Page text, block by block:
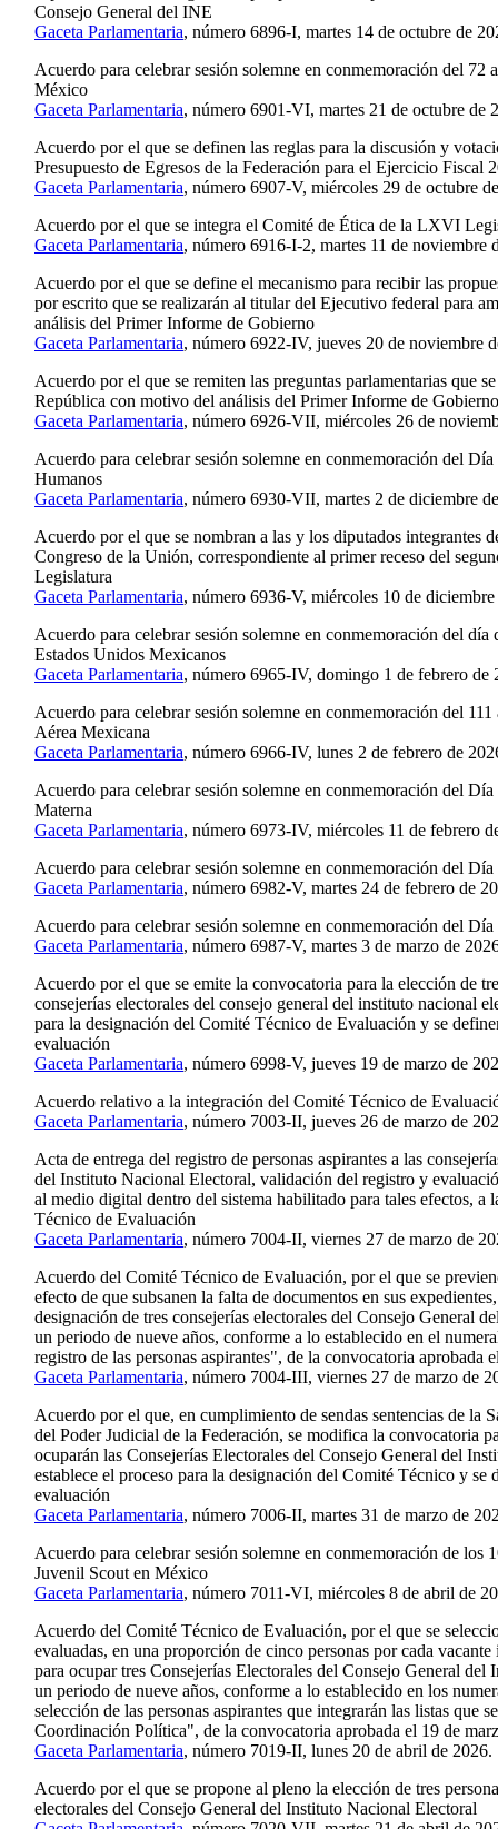
Consejo General del INE
Gaceta Parlamentaria, número 6896-I, martes 14 de octubre de
Acuerdo para celebrar sesión solemne en conmemoración del 72
México
Gaceta Parlamentaria, número 6901-VI, martes 21 de octubre de
Acuerdo por el que se definen las reglas para la discusión y
Presupuesto de Egresos de la Federación para el Ejercicio Fiscal
Gaceta Parlamentaria, número 6907-V, miércoles 29 de octubre
Acuerdo por el que se integra el Comité de Ética de la LXVI
Gaceta Parlamentaria, número 6916-I-2, martes 11 de noviembre
Acuerdo por el que se define el mecanismo para recibir las
por escrito que se realizarán al titular del Ejecutivo federal para
análisis del Primer Informe de Gobierno
Gaceta Parlamentaria, número 6922-IV, jueves 20 de noviembre
Acuerdo por el que se remiten las preguntas parlamentarias que
República con motivo del análisis del Primer Informe de Gobierno
Gaceta Parlamentaria, número 6926-VII, miércoles 26 de
Acuerdo para celebrar sesión solemne en conmemoración del
Humanos
Gaceta Parlamentaria, número 6930-VII, martes 2 de diciembre
Acuerdo por el que se nombran a las y los diputados integrantes
Congreso de la Unión, correspondiente al primer receso del
Legislatura
Gaceta Parlamentaria, número 6936-V, miércoles 10 de
Acuerdo para celebrar sesión solemne en conmemoración del
Estados Unidos Mexicanos
Gaceta Parlamentaria, número 6965-IV, domingo 1 de febrero de
Acuerdo para celebrar sesión solemne en conmemoración del
Aérea Mexicana
Gaceta Parlamentaria, número 6966-IV, lunes 2 de febrero de
Acuerdo para celebrar sesión solemne en conmemoración del
Materna
Gaceta Parlamentaria, número 6973-IV, miércoles 11 de febrero
Acuerdo para celebrar sesión solemne en conmemoración del
Gaceta Parlamentaria, número 6982-V, martes 24 de febrero de
Acuerdo para celebrar sesión solemne en conmemoración del
Gaceta Parlamentaria, número 6987-V, martes 3 de marzo de
Acuerdo por el que se emite la convocatoria para la elección de
consejerías electorales del consejo general del instituto nacional
para la designación del Comité Técnico de Evaluación y se
evaluación
Gaceta Parlamentaria, número 6998-V, jueves 19 de marzo de
Acuerdo relativo a la integración del Comité Técnico de
Gaceta Parlamentaria, número 7003-II, jueves 26 de marzo de
Acta de entrega del registro de personas aspirantes a las
del Instituto Nacional Electoral, validación del registro y
al medio digital dentro del sistema habilitado para tales efectos, a
Técnico de Evaluación
Gaceta Parlamentaria, número 7004-II, viernes 27 de marzo de
Acuerdo del Comité Técnico de Evaluación, por el que se
efecto de que subsanen la falta de documentos en sus
designación de tres consejerías electorales del Consejo General
un periodo de nueve años, conforme a lo establecido en el
registro de las personas aspirantes", de la convocatoria aprobada
Gaceta Parlamentaria, número 7004-III, viernes 27 de marzo de
Acuerdo por el que, en cumplimiento de sendas sentencias de la
del Poder Judicial de la Federación, se modifica la convocatoria
ocuparán las Consejerías Electorales del Consejo General del
establece el proceso para la designación del Comité Técnico y se
evaluación
Gaceta Parlamentaria, número 7006-II, martes 31 de marzo de
Acuerdo para celebrar sesión solemne en conmemoración de
Juvenil Scout en México
Gaceta Parlamentaria, número 7011-VI, miércoles 8 de abril de
Acuerdo del Comité Técnico de Evaluación, por el que se
evaluadas, en una proporción de cinco personas por cada
para ocupar tres Consejerías Electorales del Consejo General
un periodo de nueve años, conforme a lo establecido en los
selección de las personas aspirantes que integrarán las listas que
Coordinación Política", de la convocatoria aprobada el 19 de
Gaceta Parlamentaria, número 7019-II, lunes 20 de abril de 2026.
Acuerdo por el que se propone al pleno la elección de tres
electorales del Consejo General del Instituto Nacional Electoral